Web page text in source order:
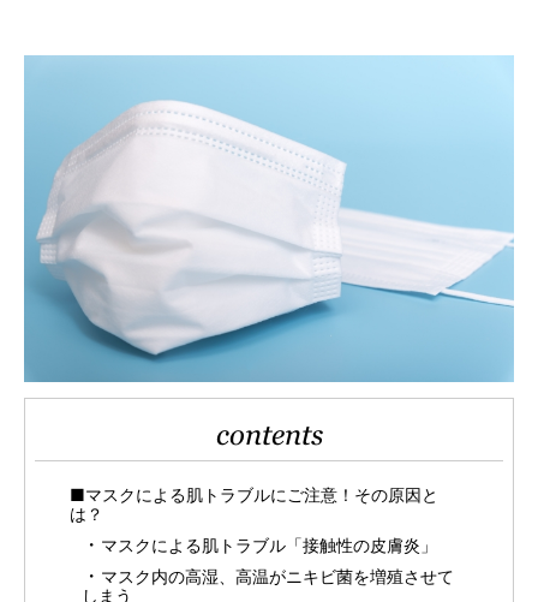
contents
■マスクによる肌トラブルにご注意！その原因と
は？
マスクによる肌トラブル「接触性の皮膚炎」
マスク内の高湿、高温がニキビ菌を増殖させて
しまう